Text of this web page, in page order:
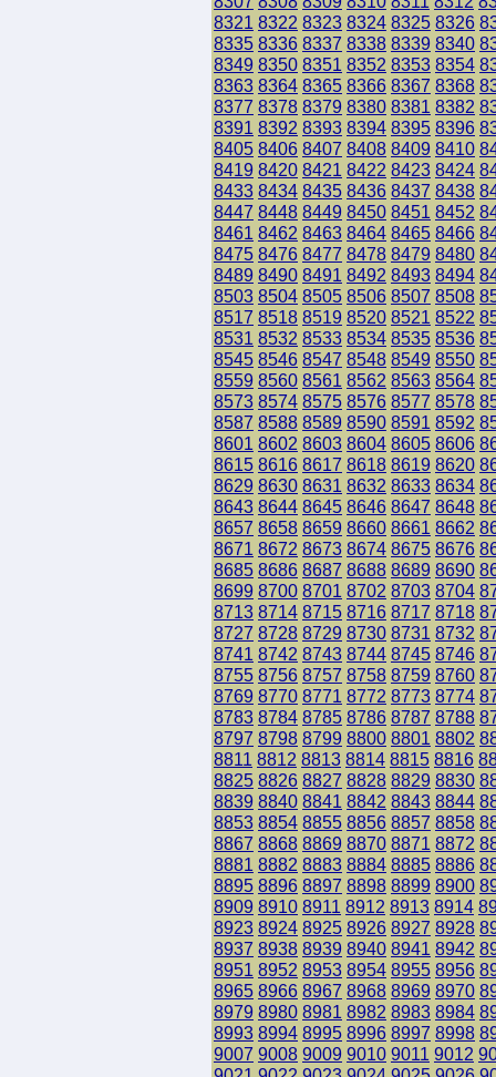
8321 8322 8323 8324 8325 8326
8335 8336 8337 8338 8339 8340
8349 8350 8351 8352 8353 8354
8363 8364 8365 8366 8367 8368
8377 8378 8379 8380 8381 8382
8391 8392 8393 8394 8395 8396
8405 8406 8407 8408 8409 8410
8419 8420 8421 8422 8423 8424
8433 8434 8435 8436 8437 8438
8447 8448 8449 8450 8451 8452
8461 8462 8463 8464 8465 8466
8475 8476 8477 8478 8479 8480
8489 8490 8491 8492 8493 8494
8503 8504 8505 8506 8507 8508
8517 8518 8519 8520 8521 8522
8531 8532 8533 8534 8535 8536
8545 8546 8547 8548 8549 8550
8559 8560 8561 8562 8563 8564
8573 8574 8575 8576 8577 8578
8587 8588 8589 8590 8591 8592
8601 8602 8603 8604 8605 8606
8615 8616 8617 8618 8619 8620
8629 8630 8631 8632 8633 8634
8643 8644 8645 8646 8647 8648
8657 8658 8659 8660 8661 8662
8671 8672 8673 8674 8675 8676
8685 8686 8687 8688 8689 8690
8699 8700 8701 8702 8703 8704
8713 8714 8715 8716 8717 8718
8727 8728 8729 8730 8731 8732
8741 8742 8743 8744 8745 8746
8755 8756 8757 8758 8759 8760
8769 8770 8771 8772 8773 8774
8783 8784 8785 8786 8787 8788
8797 8798 8799 8800 8801 8802
8811 8812 8813 8814 8815 8816
8825 8826 8827 8828 8829 8830
8839 8840 8841 8842 8843 8844
8853 8854 8855 8856 8857 8858
8867 8868 8869 8870 8871 8872
8881 8882 8883 8884 8885 8886
8895 8896 8897 8898 8899 8900
8909 8910 8911 8912 8913 8914
8923 8924 8925 8926 8927 8928
8937 8938 8939 8940 8941 8942
8951 8952 8953 8954 8955 8956
8965 8966 8967 8968 8969 8970
8979 8980 8981 8982 8983 8984
8993 8994 8995 8996 8997 8998
9007 9008 9009 9010 9011 9012